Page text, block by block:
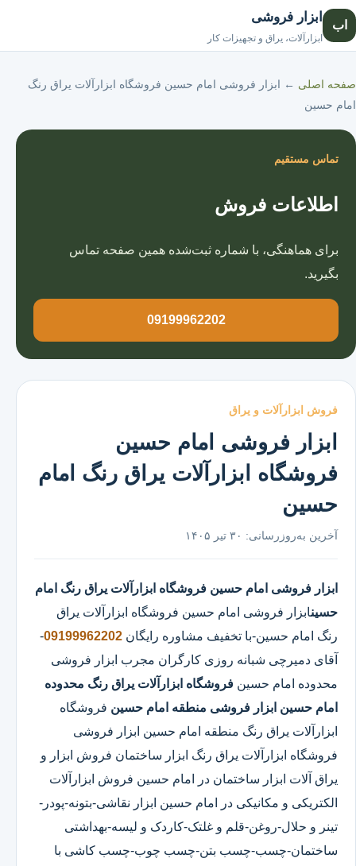
اب
ابزار فروشی
ابزارآلات، یراق و تجهیزات کار
صفحه اصلی ← ابزار فروشی امام حسین فروشگاه ابزارآلات یراق رنگ
امام حسین
فروش ابزارآلات و یراق
ابزار فروشی امام حسین
فروشگاه ابزارآلات یراق رنگ امام
حسین
آخرین به‌روزرسانی: ۳۰ تیر ۱۴۰۵
ابزار فروشی امام حسین فروشگاه ابزارآلات یراق رنگ امام
حسینابزار فروشی امام حسین فروشگاه ابزارآلات یراق
رنگ امام حسین-با تخفیف مشاوره رایگان 09199962202
-
آقای دمیرچی شبانه روزی کارگران مجرب ابزار فروشی
محدوده امام حسین فروشگاه ابزارآلات یراق رنگ محدوده
امام حسین ابزار فروشی منطقه امام حسین فروشگاه
ابزارآلات یراق رنگ منطقه امام حسین ابزار فروشی
فروشگاه ابزارآلات یراق رنگ ابزار ساختمان فروش ابزار و
یراق آلات ابزار ساختمان در امام حسین فروش ابزارآلات
الکتریکی و مکانیکی در امام حسین ابزار نقاشی-بتونه-پودر-
تینر و حلال-روغن-قلم و غلتک-کاردک و لیسه-بهداشتی
ساختمان-چسب-چسب بتن-چسب چوب-چسب کاشی با
تماس مستقیم
اطلاعات فروش
برای هماهنگی، با شماره ثبت‌شده همین صفحه تماس
بگیرید.
09199962202